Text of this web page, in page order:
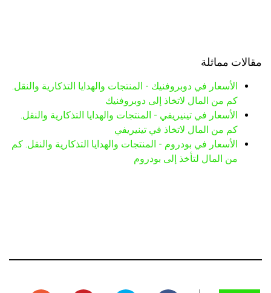
مقالات مماثلة
الأسعار في دوبروفنيك - المنتجات والهدايا التذكارية والنقل.
كم من المال لاتخاذ إلى دوبروفنيك
الأسعار في تينيريفي - المنتجات والهدايا التذكارية والنقل.
كم من المال لاتخاذ في تينيريفي
الأسعار في بودروم - المنتجات والهدايا التذكارية والنقل. كم
من المال لتأخذ إلى بودروم